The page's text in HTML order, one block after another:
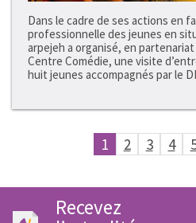
Dans le cadre de ses actions en
professionnelle des jeunes en
arpejeh a organisé, en
Centre Comédie, une visite
huit jeunes accompagnés par le
1 2 3 4
Recevez